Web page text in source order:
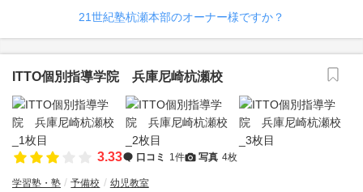
21世紀塾杭瀬本部のオーナー様ですか？
ITTO個別指導学院 兵庫尼崎杭瀬校
3.33 口コミ 1件 写真 4枚
学習塾・塾 予備校 幼児教室